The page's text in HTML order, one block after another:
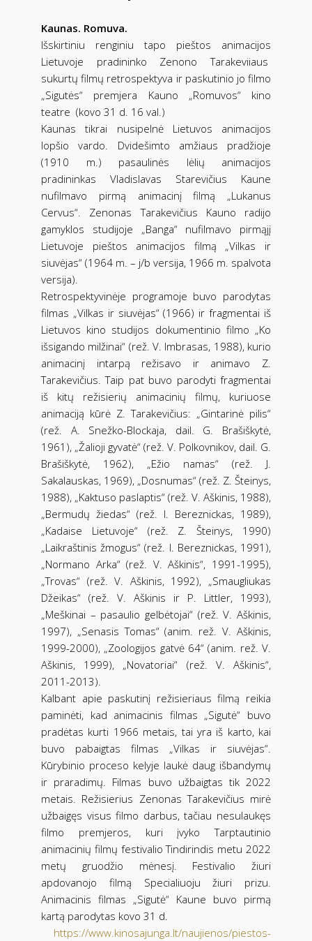
Kaunas. Romuva.
Išskirtiniu renginiu tapo pieštos animacijos
Lietuvoje pradininko Zenono Tarakeviiaus
sukurtų filmų retrospektyva ir paskutinio jo filmo
„Sigutės“ premjera Kauno „Romuvos“ kino
teatre (kovo 31 d. 16 val.)
Kaunas tikrai nusipelnė Lietuvos animacijos
lopšio vardo. Dvidešimto amžiaus pradžioje
(1910 m.) pasaulinės lėlių animacijos
pradininkas Vladislavas Starevičius Kaune
nufilmavo pirmą animacinį filmą „Lukanus
Cervus“. Zenonas Tarakevičius Kauno radijo
gamyklos studijoje „Banga“ nufilmavo pirmąjį
Lietuvoje pieštos animacijos filmą „Vilkas ir
siuvėjas“ (1964 m. – j/b versija, 1966 m. spalvota
versija).
Retrospektyvinėje programoje buvo parodytas
filmas „Vilkas ir siuvėjas“ (1966) ir fragmentai iš
Lietuvos kino studijos dokumentinio filmo „Ko
išsigando milžinai“ (rež. V. Imbrasas, 1988), kurio
animacinį intarpą režisavo ir animavo Z.
Tarakevičius. Taip pat buvo parodyti fragmentai
iš kitų režisierių animacinių filmų, kuriuose
animaciją kūrė Z. Tarakevičius: „Gintarinė pilis“
(rež. A. Snežko-Blockaja, dail. G. Brašiškytė,
1961), „Žalioji gyvatė“ (rež. V. Polkovnikov, dail. G.
Brašiškytė, 1962), „Ežio namas“ (rež. J.
Sakalauskas, 1969), „Dosnumas“ (rež. Z. Šteinys,
1988), „Kaktuso paslaptis“ (rež. V. Aškinis, 1988),
„Bermudų žiedas“ (rež. I. Bereznickas, 1989),
„Kadaise Lietuvoje“ (rež. Z. Šteinys, 1990)
„Laikraštinis žmogus“ (rež. I. Bereznickas, 1991),
„Normano Arka“ (rež. V. Aškinis“, 1991-1995),
„Trovas“ (rež. V. Aškinis, 1992), „Smaugliukas
Džeikas“ (rež. V. Aškinis ir P. Littler, 1993),
„Meškinai – pasaulio gelbėtojai“ (rež. V. Aškinis,
1997), „Senasis Tomas“ (anim. rež. V. Aškinis,
1999-2000), „Zoologijos gatvė 64“ (anim. rež. V.
Aškinis, 1999), „Novatoriai“ (rež. V. Aškinis“,
2011-2013).
Kalbant apie paskutinį režisieriaus filmą reikia
paminėti, kad animacinis filmas „Sigutė“ buvo
pradėtas kurti 1966 metais, tai yra iš karto, kai
buvo pabaigtas filmas „Vilkas ir siuvėjas“.
Kūrybinio proceso kelyje laukė daug išbandymų
ir praradimų. Filmas buvo užbaigtas tik 2022
metais. Režisierius Zenonas Tarakevičius mirė
užbaigęs visus filmo darbus, tačiau nesulaukęs
filmo premjeros, kuri įvyko Tarptautinio
animacinių filmų festivalio Tindirindis metu 2022
metų gruodžio mėnesį. Festivalio žiuri
apdovanojo filmą Specialiuoju žiuri prizu.
Animacinis filmas „Sigutė“ Kaune buvo pirmą
kartą parodytas kovo 31 d.
https://www.kinosajunga.lt/naujienos/piestos-